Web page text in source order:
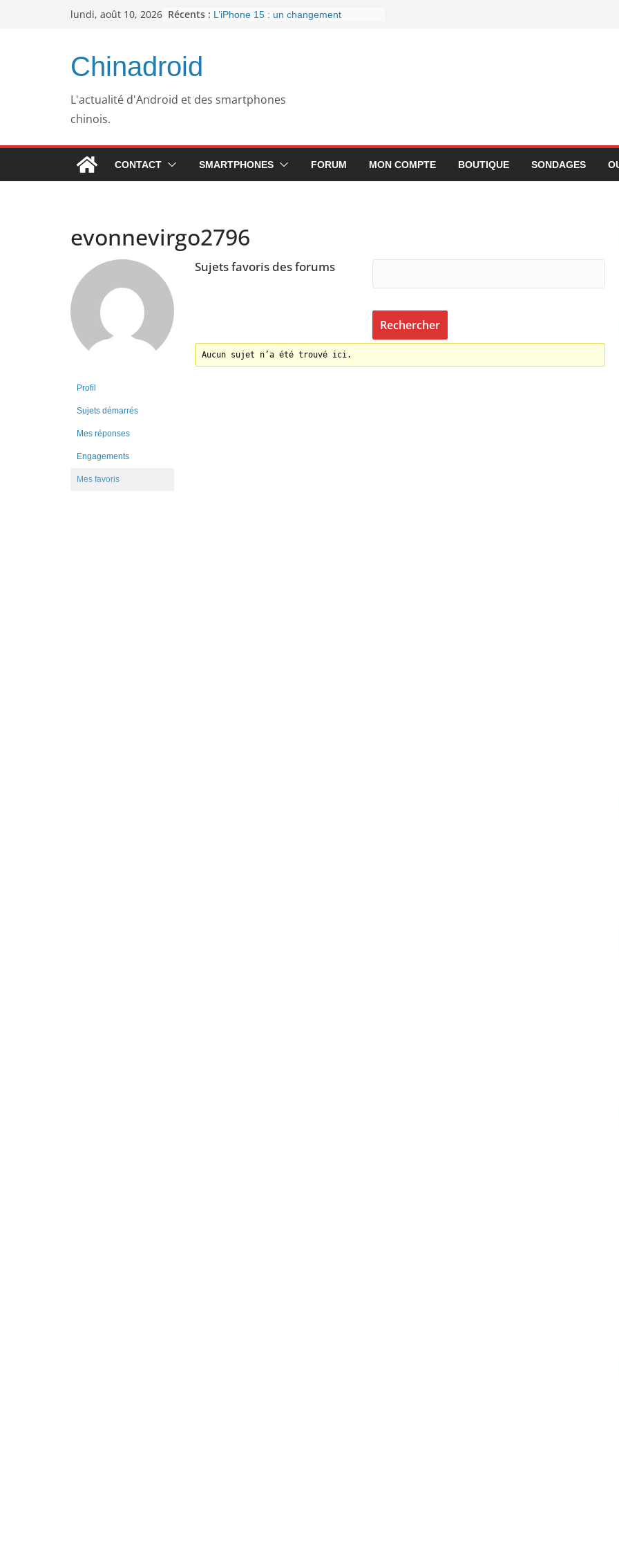
lundi, août 10, 2026 Récents : L’iPhone 15 : un changement
septembre 2023
Chinadroid
L'actualité d'Android et des smartphones
chinois.
CONTACT SMARTPHONES FORUM MON COMPTE BOUTIQUE SONDAGES
evonnevirgo2796
Profil
Sujets démarrés
Mes réponses
Engagements
Mes favoris
Sujets favoris des forums
Aucun sujet n’a été trouvé ici.